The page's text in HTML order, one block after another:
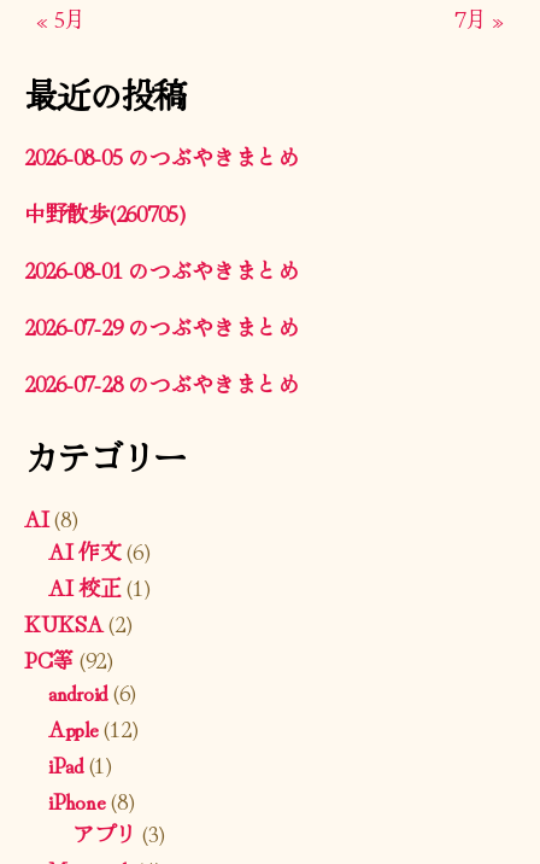
« 5月 7月 »
最近の投稿
2026-08-05 のつぶやきまとめ
中野散歩(260705)
2026-08-01 のつぶやきまとめ
2026-07-29 のつぶやきまとめ
2026-07-28 のつぶやきまとめ
カテゴリー
AI(8)
AI 作文(6)
AI 校正(1)
KUKSA(2)
PC等(92)
android(6)
Apple(12)
iPad(1)
iPhone(8)
アプリ (3)